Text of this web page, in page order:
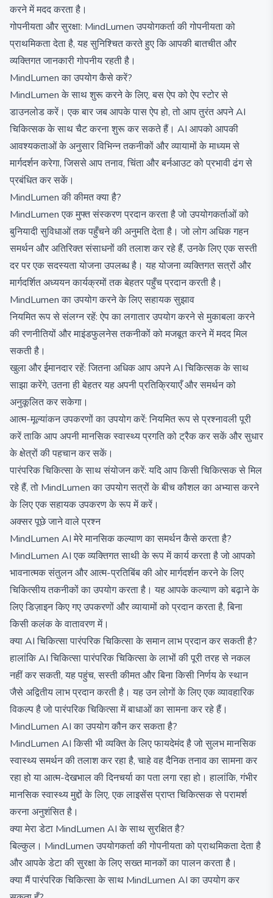
करने में मदद करता है।
गोपनीयता और सुरक्षा: MindLumen उपयोगकर्ता की गोपनीयता को
प्राथमिकता देता है, यह सुनिश्चित करते हुए कि आपकी बातचीत और
व्यक्तिगत जानकारी गोपनीय रहती है।
MindLumen का उपयोग कैसे करें?
MindLumen के साथ शुरू करने के लिए, बस ऐप को ऐप स्टोर से
डाउनलोड करें। एक बार जब आपके पास ऐप हो, तो आप तुरंत अपने AI
चिकित्सक के साथ चैट करना शुरू कर सकते हैं। AI आपको आपकी
आवश्यकताओं के अनुसार विभिन्न तकनीकों और व्यायामों के माध्यम से
मार्गदर्शन करेगा, जिससे आप तनाव, चिंता और बर्नआउट को प्रभावी ढंग से
प्रबंधित कर सकें।
MindLumen की कीमत क्या है?
MindLumen एक मुफ्त संस्करण प्रदान करता है जो उपयोगकर्ताओं को
बुनियादी सुविधाओं तक पहुँचने की अनुमति देता है। जो लोग अधिक गहन
समर्थन और अतिरिक्त संसाधनों की तलाश कर रहे हैं, उनके लिए एक सस्ती
दर पर एक सदस्यता योजना उपलब्ध है। यह योजना व्यक्तिगत सत्रों और
मार्गदर्शित अध्ययन कार्यक्रमों तक बेहतर पहुँच प्रदान करती है।
MindLumen का उपयोग करने के लिए सहायक सुझाव
नियमित रूप से संलग्न रहें: ऐप का लगातार उपयोग करने से मुकाबला करने
की रणनीतियों और माइंडफुलनेस तकनीकों को मजबूत करने में मदद मिल
सकती है।
खुला और ईमानदार रहें: जितना अधिक आप अपने AI चिकित्सक के साथ
साझा करेंगे, उतना ही बेहतर यह अपनी प्रतिक्रियाएँ और समर्थन को
अनुकूलित कर सकेगा।
आत्म-मूल्यांकन उपकरणों का उपयोग करें: नियमित रूप से प्रश्नावली पूरी
करें ताकि आप अपनी मानसिक स्वास्थ्य प्रगति को ट्रैक कर सकें और सुधार
के क्षेत्रों की पहचान कर सकें।
पारंपरिक चिकित्सा के साथ संयोजन करें: यदि आप किसी चिकित्सक से मिल
रहे हैं, तो MindLumen का उपयोग सत्रों के बीच कौशल का अभ्यास करने
के लिए एक सहायक उपकरण के रूप में करें।
अक्सर पूछे जाने वाले प्रश्न
MindLumen AI मेरे मानसिक कल्याण का समर्थन कैसे करता है?
MindLumen AI एक व्यक्तिगत साथी के रूप में कार्य करता है जो आपको
भावनात्मक संतुलन और आत्म-प्रतिबिंब की ओर मार्गदर्शन करने के लिए
चिकित्सीय तकनीकों का उपयोग करता है। यह आपके कल्याण को बढ़ाने के
लिए डिज़ाइन किए गए उपकरणों और व्यायामों को प्रदान करता है, बिना
किसी कलंक के वातावरण में।
क्या AI चिकित्सा पारंपरिक चिकित्सा के समान लाभ प्रदान कर सकती है?
हालांकि AI चिकित्सा पारंपरिक चिकित्सा के लाभों की पूरी तरह से नकल
नहीं कर सकती, यह पहुंच, सस्ती कीमत और बिना किसी निर्णय के स्थान
जैसे अद्वितीय लाभ प्रदान करती है। यह उन लोगों के लिए एक व्यावहारिक
विकल्प है जो पारंपरिक चिकित्सा में बाधाओं का सामना कर रहे हैं।
MindLumen AI का उपयोग कौन कर सकता है?
MindLumen AI किसी भी व्यक्ति के लिए फायदेमंद है जो सुलभ मानसिक
स्वास्थ्य समर्थन की तलाश कर रहा है, चाहे वह दैनिक तनाव का सामना कर
रहा हो या आत्म-देखभाल की दिनचर्या का पता लगा रहा हो। हालांकि, गंभीर
मानसिक स्वास्थ्य मुद्दों के लिए, एक लाइसेंस प्राप्त चिकित्सक से परामर्श
करना अनुशंसित है।
क्या मेरा डेटा MindLumen AI के साथ सुरक्षित है?
बिल्कुल। MindLumen उपयोगकर्ता की गोपनीयता को प्राथमिकता देता है
और आपके डेटा की सुरक्षा के लिए सख्त मानकों का पालन करता है।
क्या मैं पारंपरिक चिकित्सा के साथ MindLumen AI का उपयोग कर